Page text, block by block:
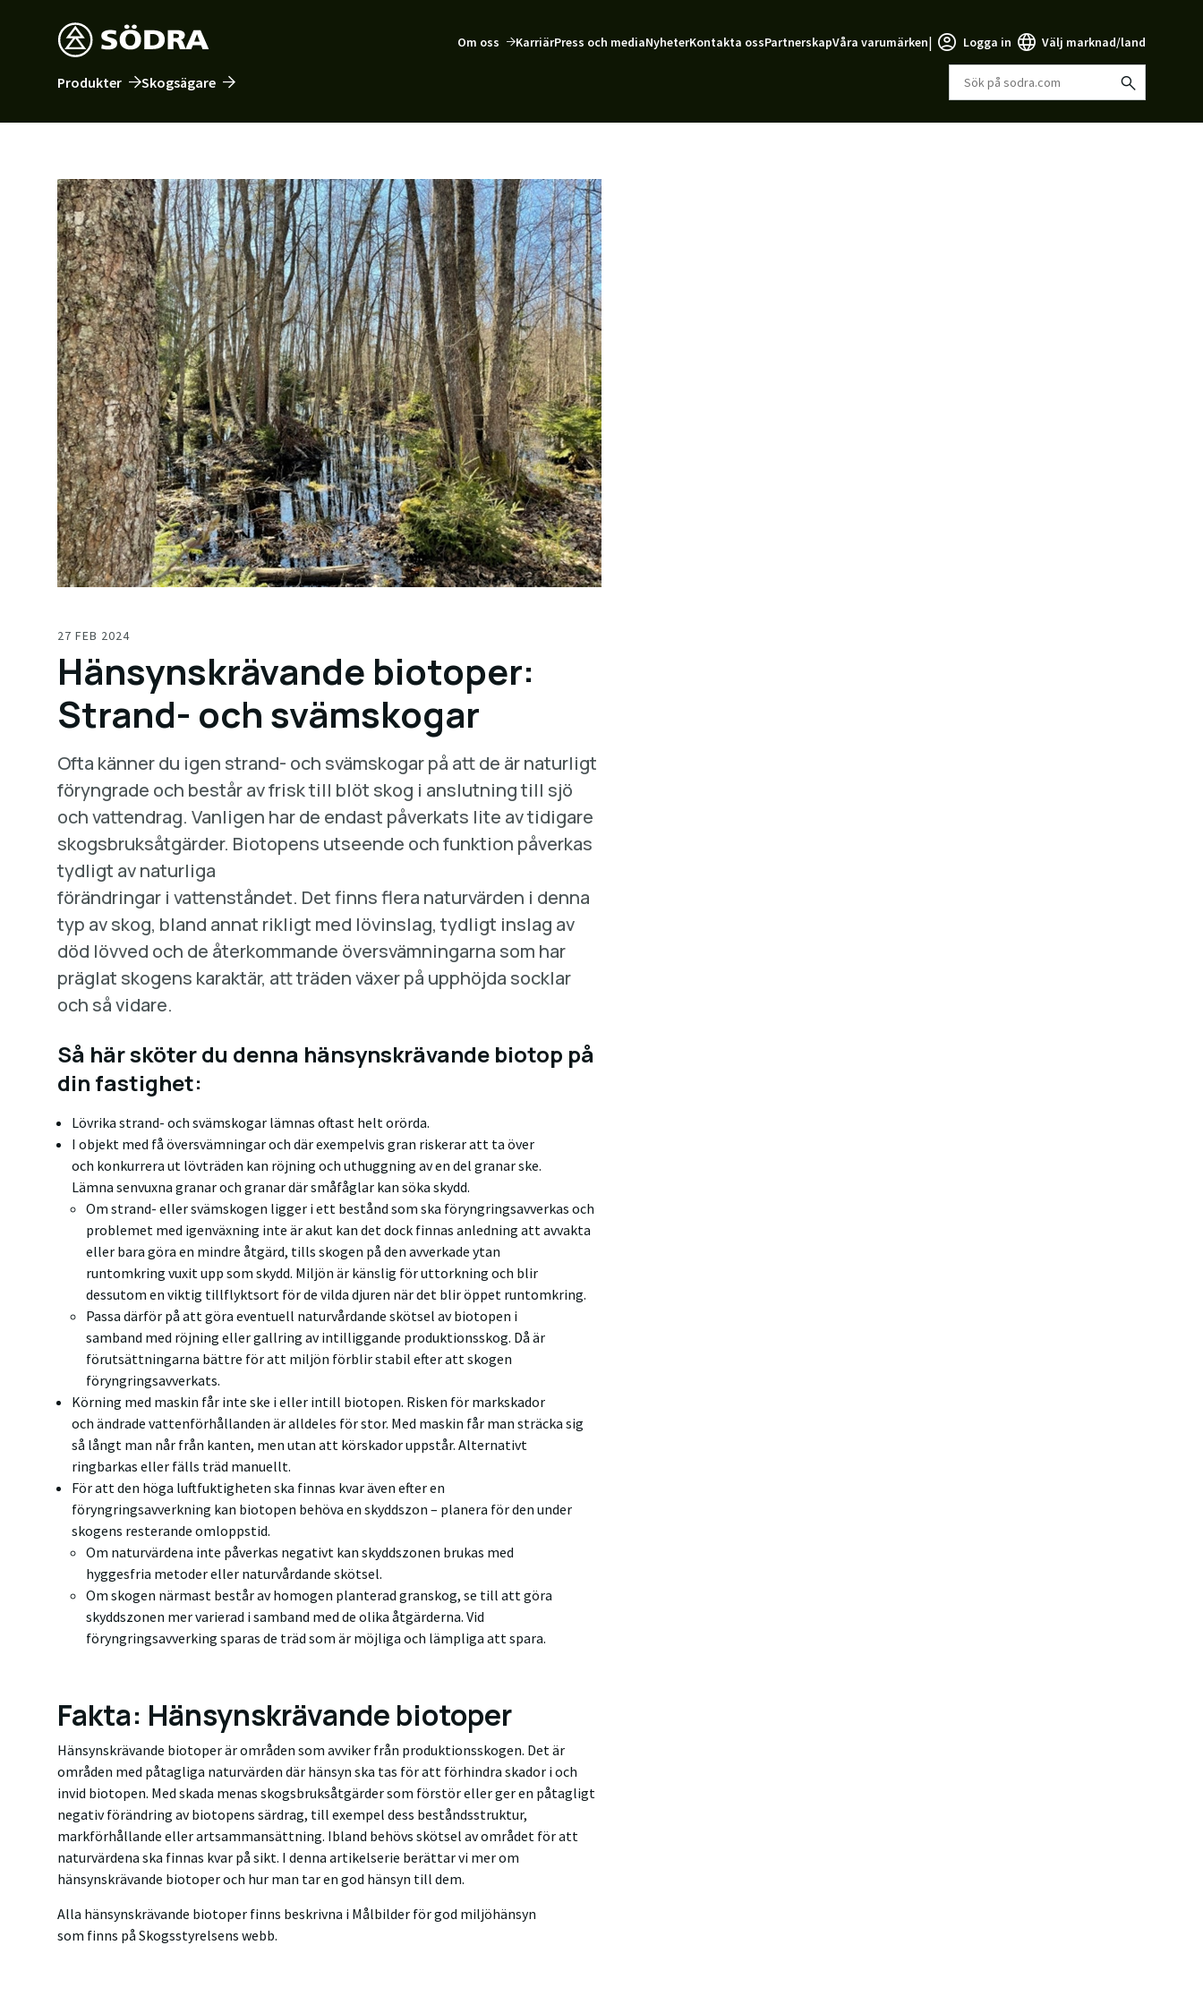
Om oss KarriärPress och mediaNyheterKontakta ossPartnerskapVåra varumärken| Logga in Välj marknad/land
Produkter Skogsägare
27 FEB 2024
Hänsynskrävande biotoper:
Strand- och svämskogar
Ofta känner du igen strand- och svämskogar på att de är naturligt
föryngrade och består av frisk till blöt skog i anslutning till sjö
och vattendrag. Vanligen har de endast påverkats lite av tidigare
skogsbruksåtgärder. Biotopens utseende och funktion påverkas
tydligt av naturliga
förändringar i vattenståndet. Det finns flera naturvärden i denna
typ av skog, bland annat rikligt med lövinslag, tydligt inslag av
död lövved och de återkommande översvämningarna som har
präglat skogens karaktär, att träden växer på upphöjda socklar
och så vidare.
Så här sköter du denna hänsynskrävande biotop på
din fastighet:
Lövrika strand- och svämskogar lämnas oftast helt orörda.
I objekt med få översvämningar och där exempelvis gran riskerar att ta över
och konkurrera ut lövträden kan röjning och uthuggning av en del granar ske.
Lämna senvuxna granar och granar där småfåglar kan söka skydd.
Om strand- eller svämskogen ligger i ett bestånd som ska föryngringsavverkas och
problemet med igenväxning inte är akut kan det dock finnas anledning att avvakta
eller bara göra en mindre åtgärd, tills skogen på den avverkade ytan
runtomkring vuxit upp som skydd. Miljön är känslig för uttorkning och blir
dessutom en viktig tillflyktsort för de vilda djuren när det blir öppet runtomkring.
Passa därför på att göra eventuell naturvårdande skötsel av biotopen i
samband med röjning eller gallring av intilliggande produktionsskog. Då är
förutsättningarna bättre för att miljön förblir stabil efter att skogen
föryngringsavverkats.
Körning med maskin får inte ske i eller intill biotopen. Risken för markskador
och ändrade vattenförhållanden är alldeles för stor. Med maskin får man sträcka sig
så långt man når från kanten, men utan att körskador uppstår. Alternativt
ringbarkas eller fälls träd manuellt.
För att den höga luftfuktigheten ska finnas kvar även efter en
föryngringsavverkning kan biotopen behöva en skyddszon – planera för den under
skogens resterande omloppstid.
Om naturvärdena inte påverkas negativt kan skyddszonen brukas med
hyggesfria metoder eller naturvårdande skötsel.
Om skogen närmast består av homogen planterad granskog, se till att göra
skyddszonen mer varierad i samband med de olika åtgärderna. Vid
föryngringsavverking sparas de träd som är möjliga och lämpliga att spara.
Fakta: Hänsynskrävande biotoper
Hänsynskrävande biotoper är områden som avviker från produktionsskogen. Det är
områden med påtagliga naturvärden där hänsyn ska tas för att förhindra skador i och
invid biotopen. Med skada menas skogsbruksåtgärder som förstör eller ger en påtagligt
negativ förändring av biotopens särdrag, till exempel dess beståndsstruktur,
markförhållande eller artsammansättning. Ibland behövs skötsel av området för att
naturvärdena ska finnas kvar på sikt. I denna artikelserie berättar vi mer om
hänsynskrävande biotoper och hur man tar en god hänsyn till dem.
Alla hänsynskrävande biotoper finns beskrivna i Målbilder för god miljöhänsyn
som finns på Skogsstyrelsens webb.